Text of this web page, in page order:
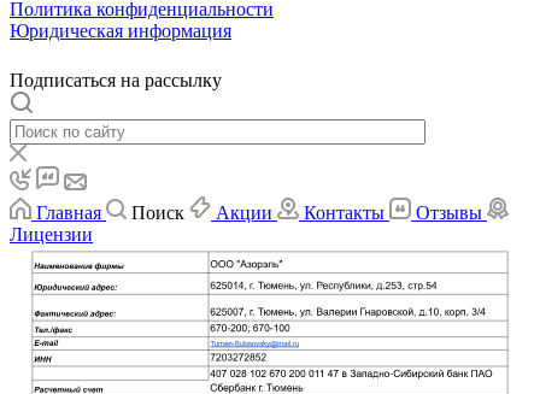
Политика конфиденциальности
Юридическая информация
Подписаться на рассылку
Главная Поиск Акции Контакты
Отзывы
Лицензии